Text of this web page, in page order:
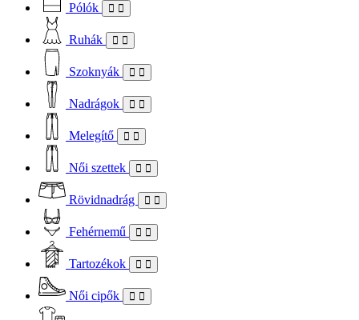
Pólók
Ruhák
Szoknyák
Nadrágok
Melegítő
Női szettek
Rövidnadrág
Fehérnemű
Tartozékok
Női cipők